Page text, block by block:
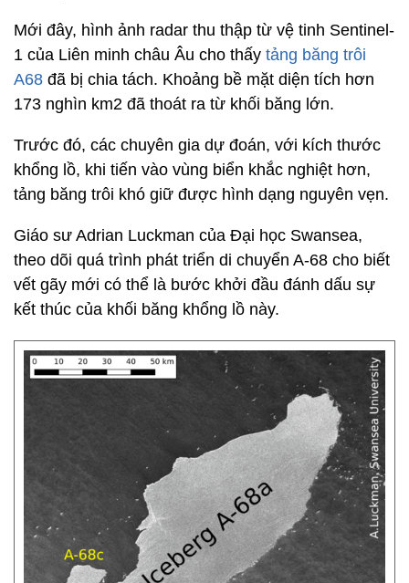
Mới đây, hình ảnh radar thu thập từ vệ tinh Sentinel-
1 của Liên minh châu Âu cho thấy tảng băng trôi
A68 đã bị chia tách. Khoảng bề mặt diện tích hơn
173 nghìn km2 đã thoát ra từ khối băng lớn.
Trước đó, các chuyên gia dự đoán, với kích thước
khổng lồ, khi tiến vào vùng biển khắc nghiệt hơn,
tảng băng trôi khó giữ được hình dạng nguyên vẹn.
Giáo sư Adrian Luckman của Đại học Swansea,
theo dõi quá trình phát triển di chuyển A-68 cho biết
vết gãy mới có thể là bước khởi đầu đánh dấu sự
kết thúc của khối băng khổng lồ này.